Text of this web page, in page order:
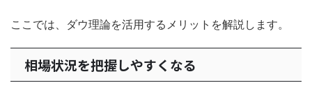
ここでは、ダウ理論を活用するメリットを解説します。
相場状況を把握しやすくなる